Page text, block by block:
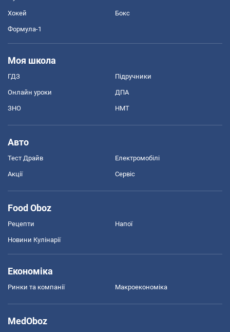
Хокей Бокс
Формула-1
Моя школа
ГДЗ Підручники
Онлайн уроки ДПА
ЗНО НМТ
Авто
Тест Драйв Електромобілі
Акції Сервіс
Food Oboz
Рецепти Напої
Новини Кулінарії
Економіка
Ринки та компанії Макроекономіка
MedOboz